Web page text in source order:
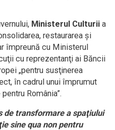
Ministerul Culturii a
restaurarea şi
împreună cu Ministerul
cu reprezentanţi ai Băncii
„pentru susţinerea
în cadrul unui împrumut
România”.
de transformare a spaţiului
sine qua non pentru